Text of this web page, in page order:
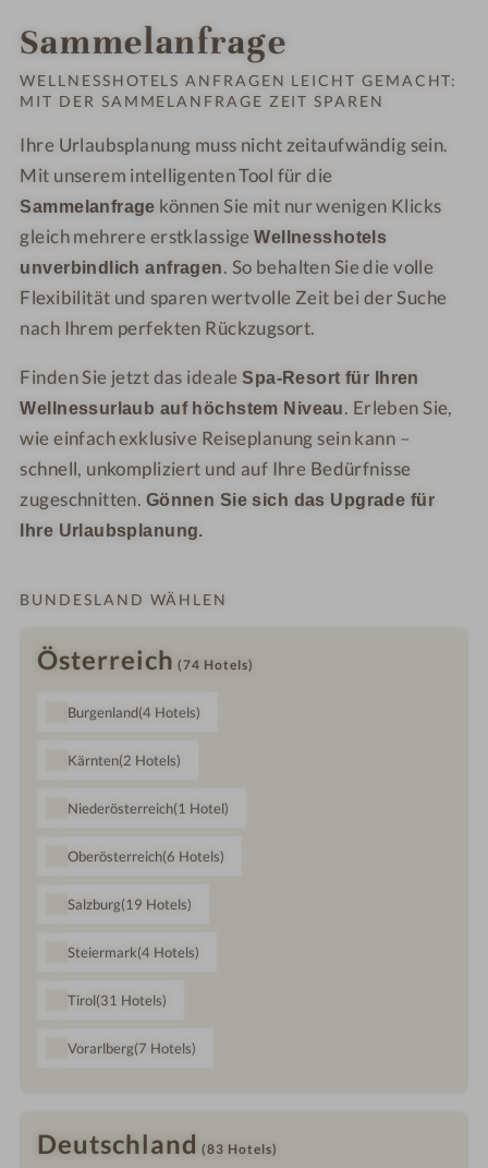
Sammelanfrage
WELLNESSHOTELS ANFRAGEN LEICHT GEMACHT:
MIT DER SAMMELANFRAGE ZEIT SPAREN
Ihre Urlaubsplanung muss nicht zeitaufwändig sein.
Mit unserem intelligenten Tool für die
Sammelanfrage können Sie mit nur wenigen Klicks
gleich mehrere erstklassigeWellnesshotels
unverbindlich anfragen. So behalten Sie die volle
Flexibilität und sparen wertvolle Zeit bei der Suche
nach Ihrem perfekten Rückzugsort.
Finden Sie jetzt das idealeSpa-Resort für Ihren
Wellnessurlaub auf höchstem Niveau. Erleben Sie,
wie einfach exklusive Reiseplanung sein kann –
schnell, unkompliziert und auf Ihre Bedürfnisse
zugeschnitten. Gönnen Sie sich das Upgrade für
Ihre Urlaubsplanung.
BUNDESLAND WÄHLEN
Deutschland (83 Hotels)
Österreich (74 Hotels)
Burgenland(4 Hotels)
Kärnten(2 Hotels)
Niederösterreich(1 Hotel)
Oberösterreich(6 Hotels)
Salzburg(19 Hotels)
Steiermark(4 Hotels)
Tirol(31 Hotels)
Vorarlberg(7 Hotels)